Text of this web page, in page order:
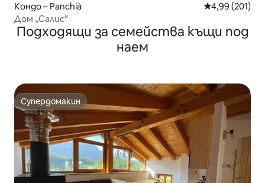
Кондо – Panchià Средна
4,99 (201)
Дом „Салис“
Подходящи за семейства къщи под
наем
Супердомакин
Супердомакин